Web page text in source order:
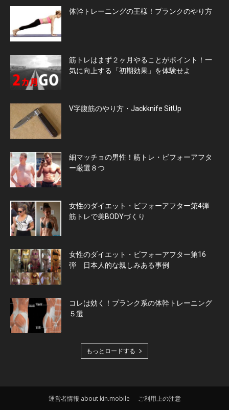
体幹トレーニングの王様！プランクのやり方
筋トレはまず２ヶ月やることがポイント！一
気に向上する「初期効果」を体験せよ
V字腹筋のやり方・Jackknife SitUp
細マッチョの男性！筋トレ・ビフォーアフタ
ー厳選８つ
女性のダイエット・ビフォーアフター第4弾
筋トレで美BODYづくり
女性のダイエット・ビフォーアフター第16
弾 日本人的な親しみある事例
コレは効く！プランク系の体幹トレーニング
５選
もっとロードする
運営者情報 about kin.mobile ご利用上の注意